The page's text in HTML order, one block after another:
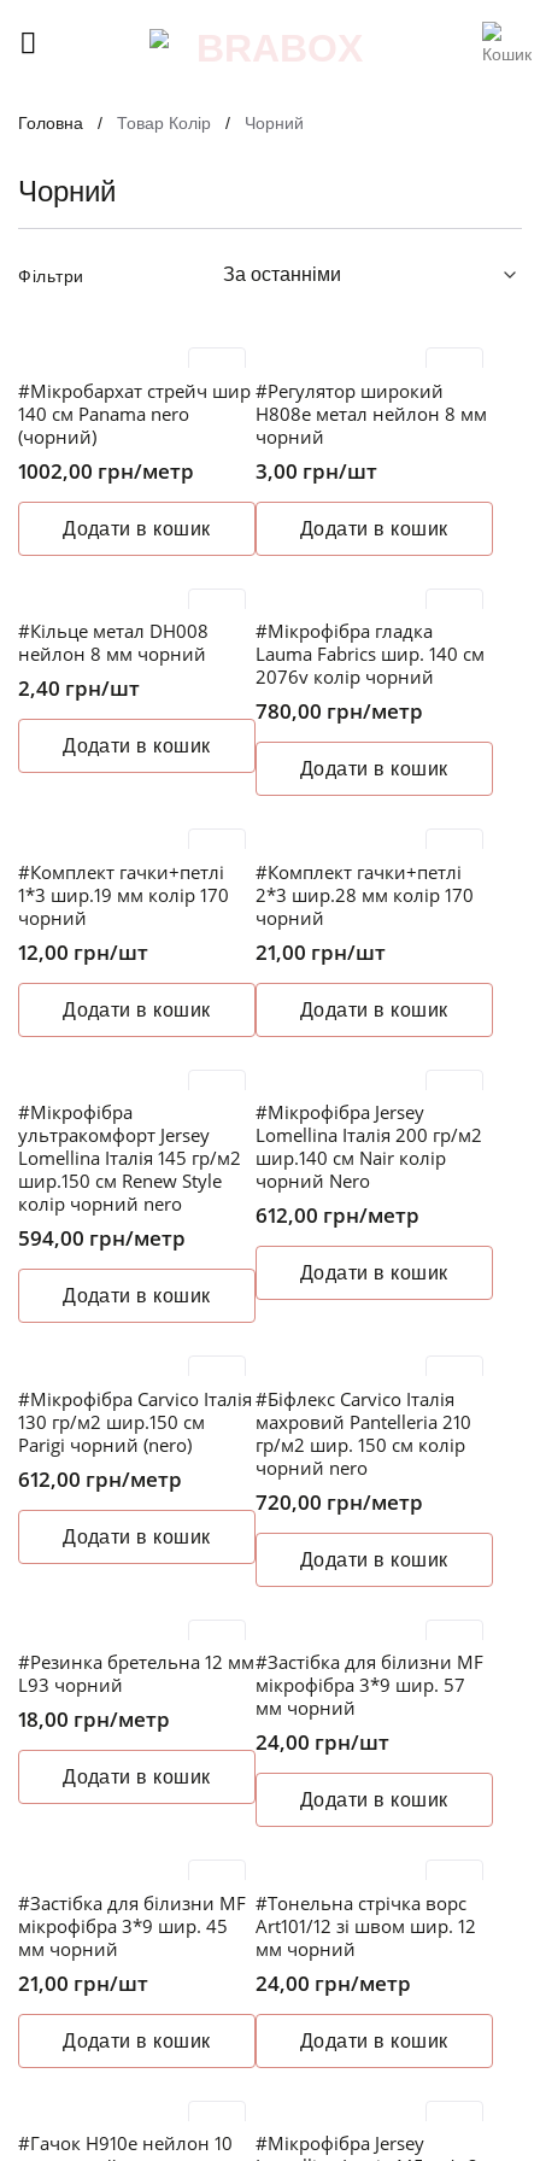
Головна / Товар Колір / Чорний
Чорний
Фільтри
#Мікробархат стрейч шир
140 см Panama nero
(чорний)
1002,00 грн/метр
Додати в кошик
#Регулятор широкий
H808e метал нейлон 8 мм
чорний
3,00 грн/шт
Додати в кошик
#Кільце метал DH008
нейлон 8 мм чорний
2,40 грн/шт
Додати в кошик
#Мікрофібра гладка
Lauma Fabrics шир. 140 см
2076v колір чорний
780,00 грн/метр
Додати в кошик
#Комплект гачки+петлі
1*3 шир.19 мм колір 170
чорний
12,00 грн/шт
Додати в кошик
#Комплект гачки+петлі
2*3 шир.28 мм колір 170
чорний
21,00 грн/шт
Додати в кошик
#Мікрофібра
ультракомфорт Jersey
Lomellina Італія 145 гр/м2
шир.150 см Renew Style
колір чорний nero
594,00 грн/метр
Додати в кошик
#Мікрофібра Jersey
Lomellina Італія 200 гр/м2
шир.140 см Nair колір
чорний Nero
612,00 грн/метр
Додати в кошик
#Мікрофібра Carvico Італія
130 гр/м2 шир.150 см
Parigi чорний (nero)
612,00 грн/метр
Додати в кошик
#Біфлекс Carvico Італія
махровий Pantelleria 210
гр/м2 шир. 150 см колір
чорний nero
720,00 грн/метр
Додати в кошик
#Резинка бретельна 12 мм
L93 чорний
18,00 грн/метр
Додати в кошик
#Застібка для білизни MF
мікрофібра 3*9 шир. 57
мм чорний
24,00 грн/шт
Додати в кошик
#Застібка для білизни MF
мікрофібра 3*9 шир. 45
мм чорний
21,00 грн/шт
Додати в кошик
#Тонельна стрічка ворс
Art101/12 зі швом шир. 12
мм чорний
24,00 грн/метр
Додати в кошик
#Гачок H910e нейлон 10
#Мікрофібра Jersey